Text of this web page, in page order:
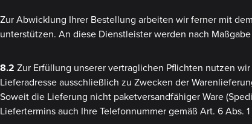
Zur Abwicklung Ihrer Bestellung arbeiten wir ferner mit
unterstützen. An diese Dienstleister werden nach
8.2 Zur Erfüllung unserer vertraglichen Pflichten nutzen
Lieferadresse ausschließlich zu Zwecken der
Soweit die Lieferung nicht paketversandfähiger Ware
Liefertermins auch Ihre Telefonnummer gemäß Art. 6 Abs.